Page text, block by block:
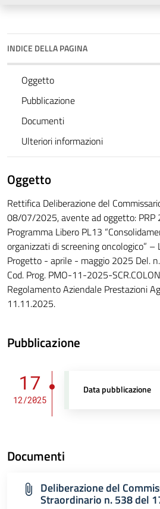
INDICE DELLA PAGINA
Oggetto
Pubblicazione
Documenti
Ulteriori informazioni
Oggetto
Rettifica Deliberazione del
08/07/2025, avente ad oggetto:
Programma Libero PL13
organizzati di screening oncologico” –
Progetto - aprile - maggio 2025 Del.
Cod. Prog. PMO-11-2025-
Regolamento Aziendale Prestazioni
11.11.2025.
Pubblicazione
17
12/2025
Data pubblicazione
Documenti
Deliberazione del
Straordinario n. 538 del